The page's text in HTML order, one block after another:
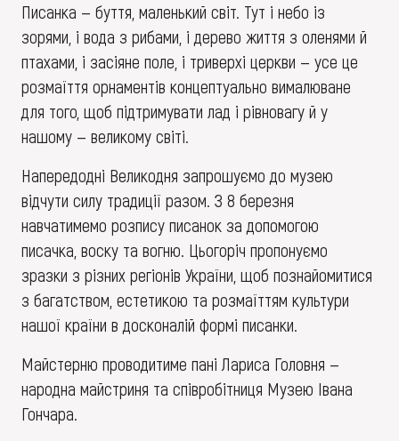
Писанка — буття, маленький світ. Тут і небо із
зорями, і вода з рибами, і дерево життя з оленями й
птахами, і засіяне поле, і триверхі церкви — усе це
розмаїття орнаментів концептуально вималюване
для того, щоб підтримувати лад і рівновагу й у
нашому — великому світі.
Напередодні Великодня запрошуємо до музею
відчути силу традиції разом. З 8 березня
навчатимемо розпису писанок за допомогою
писачка, воску та вогню. Цьогоріч пропонуємо
зразки з різних регіонів України, щоб познайомитися
з багатством, естетикою та розмаїттям культури
нашої країни в досконалій формі писанки.
Майстерню проводитиме пані Лариса Головня —
народна майстриня та співробітниця Музею Івана
Гончара.